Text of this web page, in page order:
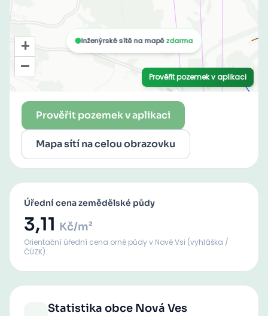
Prověřit pozemek v aplikaci
Mapa sítí na celou obrazovku
Úřední cena zemědělské půdy
3,11 Kč/m²
Orientační úřední cena orné půdyv Nové Vsi (vyhláška /
ČÚZK).
Statistika obce Nová Ves